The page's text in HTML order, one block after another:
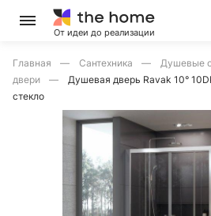
От идеи до реализации
Главная Сантехника Душевые
двери
Душевая дверь Ravak 10°
стекло